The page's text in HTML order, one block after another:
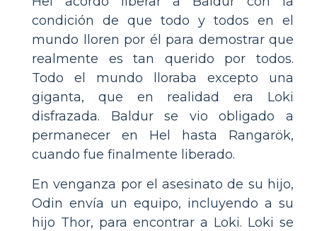
condición de que todo y todos en el
mundo lloren por él para demostrar que
realmente es tan querido por todos.
Todo el mundo lloraba excepto una
giganta, que en realidad era Loki
disfrazada. Baldur se vio obligado a
permanecer en Hel hasta Rangarök,
cuando fue finalmente liberado.
En venganza por el asesinato de su hijo,
Odin envía un equipo, incluyendo a su
hijo Thor, para encontrar a Loki. Loki se